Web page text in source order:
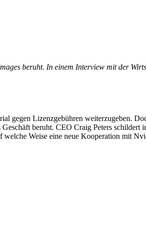
beruht. In einem Interview mit der
gegen Lizenzgebühren weiterzugeben.
beruht. CEO Craig Peters schildert
Weise eine neue Kooperation mit